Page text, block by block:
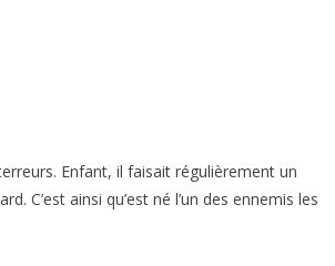
Enfant, il faisait régulièrement un
C’est ainsi qu’est né l’un des ennemis les